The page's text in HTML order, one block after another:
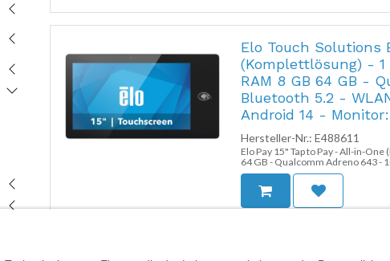
Elo Touch Solutions
(Komplettlösung) - 1
RAM 8 GB 64 GB -
Bluetooth 5.2 -
Android 14 - Monitor:
Hersteller-Nr.: E488611
Elo Pay 15" Tap to Pay - All-in-
64 GB - Qualcomm Adreno 643 -
Bluetooth 5.2 - Android 14 -